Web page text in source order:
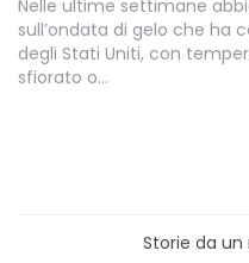
Nelle ultime settimane
sull’ondata di gelo che ha
degli Stati Uniti, con
sfiorato o…
Storie da